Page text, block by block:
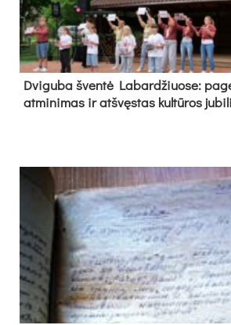
Dvi­gu­ba šven­tė La­bar­džiuo­se:
at­mi­ni­mas ir at­švęs­tas kul­tū­ros